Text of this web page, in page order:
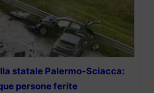
statale Palermo-Sciacca:
persone ferite